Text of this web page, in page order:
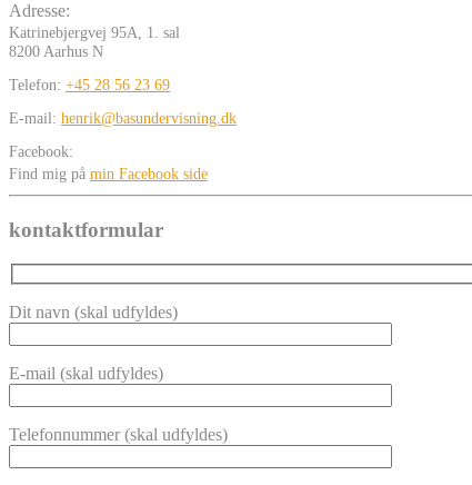
Adresse:
Katrinebjergvej 95A, 1. sal
8200 Aarhus N
Telefon: +45 28 56 23 69
E-mail: henrik@basundervisning.dk
Facebook:
Find mig på min Facebook side
kontaktformular
Dit navn (skal udfyldes)
E-mail (skal udfyldes)
Telefonnummer (skal udfyldes)